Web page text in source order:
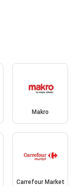
Makro
Carrefour Market